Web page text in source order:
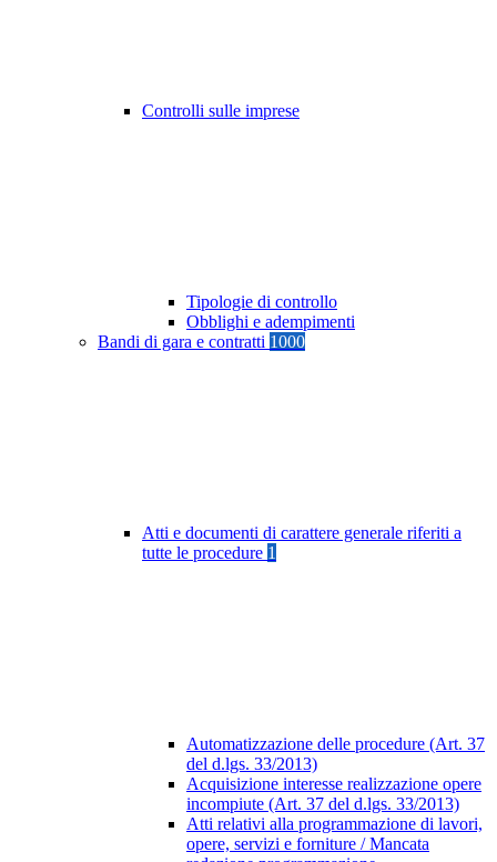
Controlli sulle imprese
Tipologie di controllo
Obblighi e adempimenti
Bandi di gara e contratti 1000
Atti e documenti di carattere generale riferiti a
tutte le procedure 1
Automatizzazione delle procedure (Art. 37
del d.lgs. 33/2013)
Acquisizione interesse realizzazione opere
incompiute (Art. 37 del d.lgs. 33/2013)
Atti relativi alla programmazione di lavori,
opere, servizi e forniture / Mancata